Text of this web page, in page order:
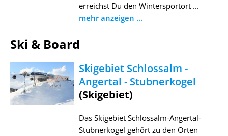
erreichst Du den Wintersportort ...
mehr anzeigen ...
Ski & Board
Skigebiet Schlossalm -
Angertal - Stubnerkogel
(Skigebiet)
Das Skigebiet Schlossalm-Angertal-
Stubnerkogel gehört zu den Orten